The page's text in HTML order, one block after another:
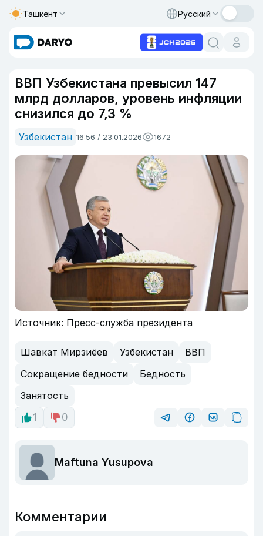
Ташкент Русский
ВВП Узбекистана превысил 147
млрд долларов, уровень инфляции
снизился до 7,3 %
Узбекистан 16:56 / 23.01.2026 1672
Источник: Пресс-служба президента
Шавкат Мирзиёев Узбекистан
ВВП
Сокращение бедности
Бедность
Занятость
1
0
Maftuna Yusupova
Комментарии